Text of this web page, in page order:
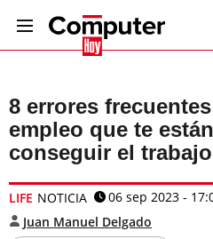
8 errores
empleo que te
conseguir el
LIFE NOTICIA
06 sep 2023 -
Juan Manuel Delgado